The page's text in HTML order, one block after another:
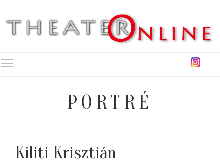
PORTRÉ
Kiliti Krisztián